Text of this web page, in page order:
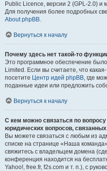
Public Licence, версии 2 (GPL-2.0) и
Для получения более подробных
About phpBB.
Вернуться к началу
Почему здесь нет такой-то
Это программное обеспечение
Limited. Если вы считаете, что
посетите Центр идей phpBB, где
поданные идеи или предложить
Вернуться к началу
С кем можно связаться по
юридических вопросов,
Вы можете связаться с любым из
списке на странице «Наша
свяжитесь с владельцем домена
конференция находится на
Yahoo!, free.fr, f2s.com и т. п.), с